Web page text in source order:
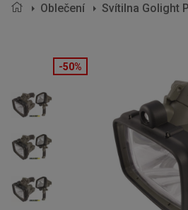
Oblečení
Svítilna Golight
-50%